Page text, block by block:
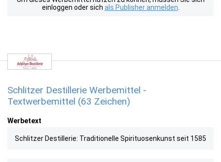
einloggen oder sich als Publisher anmelden
Schlitzer Destillerie Werbemittel -
Textwerbemittel (63 Zeichen)
Werbetext
Schlitzer Destillerie: Traditionelle Spirituosenkunst seit 1585